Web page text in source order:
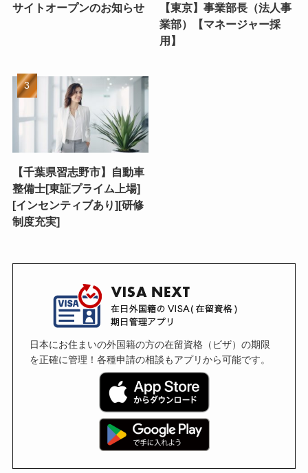
サイトオープンのお知らせ
【東京】事業部長（法人事
業部）【マネージャー採
用】
【千葉県習志野市】自動車
整備士[東証プライム上場]
[インセンティブあり][研修
制度充実]
日本にお住まいの外国籍の方の在留資格（ビザ）の期限
を正確に管理！各種申請の相談もアプリから可能です。